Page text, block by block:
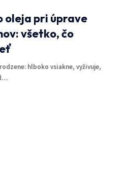
oleja pri úprave
všetko, čo
hlboko vsiakne, vyživuje,